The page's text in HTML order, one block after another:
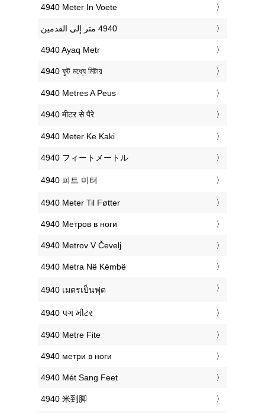
‎4940 Meter In Voete
‎4940 Ayaq Metr
‎4940 ফুট মধ্যে মিটার
‎4940 Metres A Peus
‎4940 मीटर से पैरे
‎4940 Meter Ke Kaki
‎4940 フィートメートル
‎4940 피트 미터
‎4940 Meter Til Føtter
‎4940 Метров в ноги
‎4940 Metrov V Čevelj
‎4940 Metra Në Këmbë
‎4940 เมตรเป็นฟุต
‎4940 પગ મીટર
‎4940 Metre Fite
‎4940 метри в ноги
‎4940 Mét Sang Feet
‎4940 米到脚